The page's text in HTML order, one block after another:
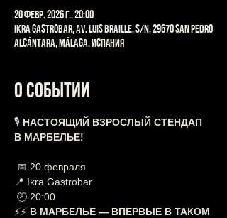
20 февр. 2026 г., 20:00
Ikra Gastrobar, Av. Luis Braille, s/n, 29670 San Pedro
Alcántara, Málaga, Испания
О событии
🎙 НАСТОЯЩИЙ ВЗРОСЛЫЙ СТЕНДАП
В МАРБЕЛЬЕ!
📅 20 февраля
📍 Ikra Gastrobar
🕗 20:00
⚡️⚡️ В МАРБЕЛЬЕ — ВПЕРВЫЕ В ТАКОМ